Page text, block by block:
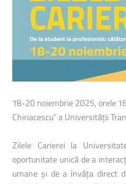
18-20 noiembrie 2025, orele
Chiriacescu” a Universității
Zilele Carierei la
oportunitate unică de a
umane și de a învăța direct